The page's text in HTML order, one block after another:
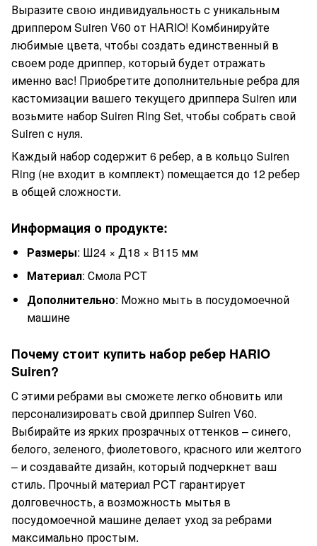
Выразите свою индивидуальность с уникальным
дриппером Suiren V60 от HARIO! Комбинируйте
любимые цвета, чтобы создать единственный в
своем роде дриппер, который будет отражать
именно вас! Приобретите дополнительные ребра для
кастомизации вашего текущего дриппера Suiren или
возьмите набор Suiren Ring Set, чтобы собрать свой
Suiren с нуля.
Каждый набор содержит 6 ребер, а в кольцо Suiren
Ring (не входит в комплект) помещается до 12 ребер
в общей сложности.
Информация о продукте:
Размеры: Ш24 × Д18 × В115 мм
Материал: Смола PCT
Дополнительно: Можно мыть в посудомоечной
машине
Почему стоит купить набор ребер HARIO
Suiren?
С этими ребрами вы сможете легко обновить или
персонализировать свой дриппер Suiren V60.
Выбирайте из ярких прозрачных оттенков – синего,
белого, зеленого, фиолетового, красного или желтого
– и создавайте дизайн, который подчеркнет ваш
стиль. Прочный материал PCT гарантирует
долговечность, а возможность мытья в
посудомоечной машине делает уход за ребрами
максимально простым.